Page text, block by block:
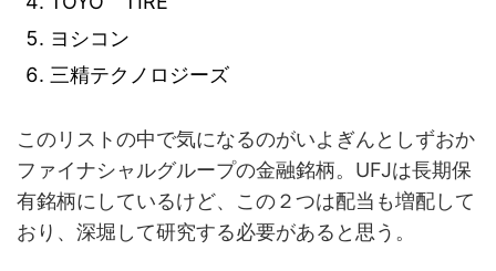
ヨシコン
三精テクノロジーズ
このリストの中で気になるのがいよぎんとしずおか
ファイナシャルグループの金融銘柄。UFJは長期保
有銘柄にしているけど、この２つは配当も増配して
おり、深堀して研究する必要があると思う。